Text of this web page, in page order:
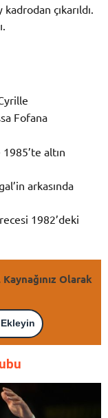
çıkarıldı.
Fofana
altın
arkasında
1982’deki
Olarak